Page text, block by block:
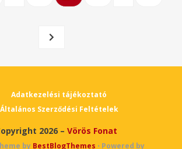
NEXT
Adatkezelési tájékoztató
Általános Szerződési Feltételek
2026 – Vörös Fonat
by BestBlogThemes ⋅ Powered by